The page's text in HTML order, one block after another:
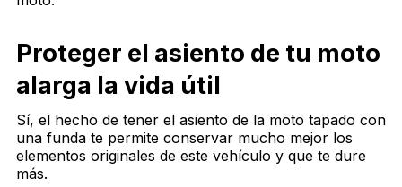
Proteger el asiento de tu moto
alarga la vida útil
Sí, el hecho de tener el asiento de la moto tapado con
una funda te permite conservar mucho mejor los
elementos originales de este vehículo y que te dure
más.